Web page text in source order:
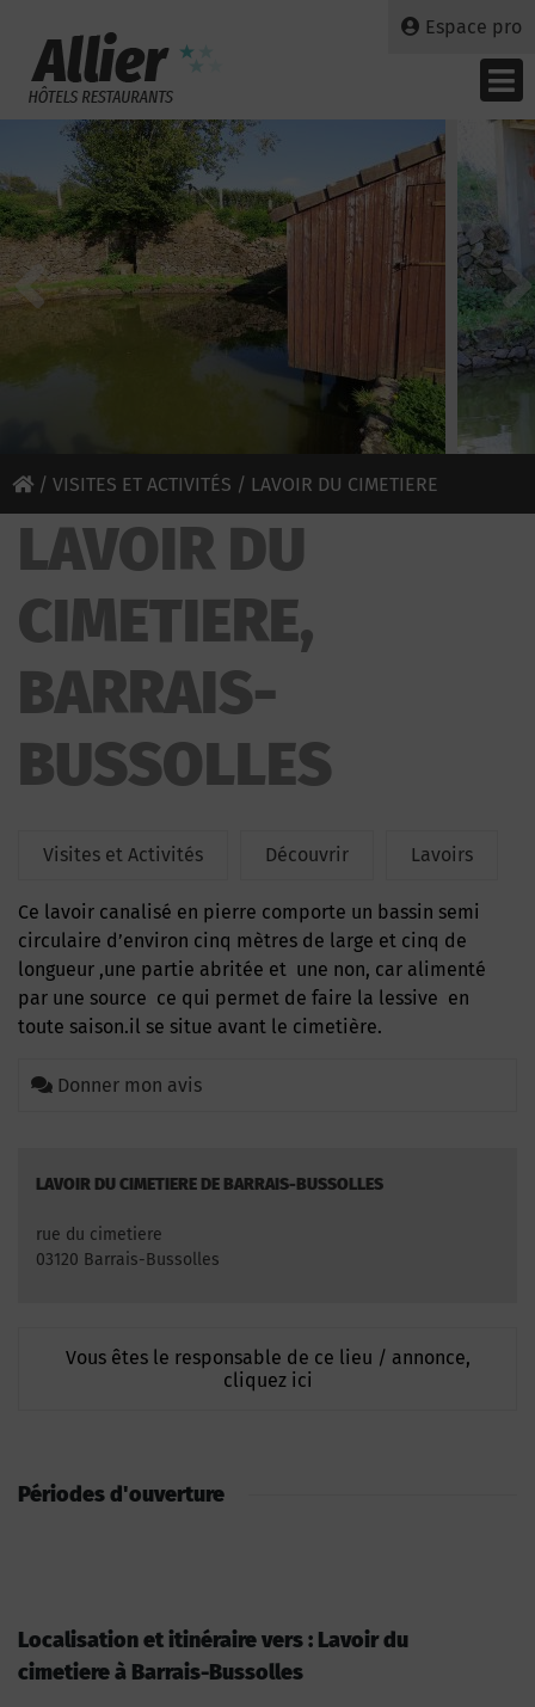
Espace pro
/ VISITES ET ACTIVITÉS / LAVOIR DU CIMETIERE
LAVOIR DU
CIMETIERE,
BARRAIS-
BUSSOLLES
Visites et Activités Découvrir Lavoirs
Ce lavoir canalisé en pierre comporte un bassin semi
circulaire d’environ cinq mètres de large et cinq de
longueur ,une partie abritée et une non, car alimenté
par une source ce qui permet de faire la lessive en
toute saison.il se situe avant le cimetière.
Donner mon avis
LAVOIR DU CIMETIERE DE BARRAIS-BUSSOLLES
rue du cimetiere
03120 Barrais-Bussolles
Vous êtes le responsable de ce lieu / annonce,
cliquez ici
Périodes d'ouverture
Localisation et itinéraire vers : Lavoir du
cimetiere à Barrais-Bussolles